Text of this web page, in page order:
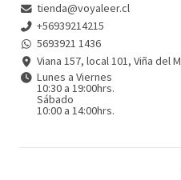
tienda@voyaleer.cl
+56939214215
5693921 1436
Viana 157, local 101, Viña del
Lunes a Viernes
10:30 a 19:00hrs.
Sábado
10:00 a 14:00hrs.